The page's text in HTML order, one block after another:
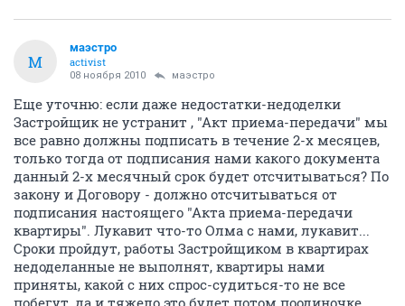
М
маэстро
activist
08 ноября 2010 маэстро
Еще уточню: если даже недостатки-недоделки
Застройщик не устранит , "Акт приема-передачи" мы
все равно должны подписать в течение 2-х месяцев,
только тогда от подписания нами какого документа
данный 2-х месячный срок будет отсчитываться? По
закону и Договору - должно отсчитываться от
подписания настоящего "Акта приема-передачи
квартиры". Лукавит что-то Олма с нами, лукавит...
Сроки пройдут, работы Застройщиком в квартирах
недоделанные не выполнят, квартиры нами
приняты, какой с них спрос-судиться-то не все
побегут, да и тяжело это будет потом поодиночке